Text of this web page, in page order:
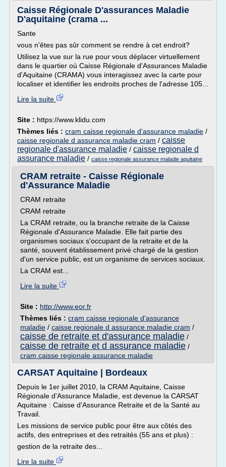
Caisse Régionale D'assurances Maladie
D'aquitaine (crama ...
Sante
vous n'êtes pas sûr comment se rendre à cet endroit?
Utilisez la vue sur la rue pour vous déplacer virtuellement
dans le quartier où Caisse Régionale d'Assurances Maladie
d'Aquitaine (CRAMA) vous interagissez avec la carte pour
localiser et identifier les endroits proches de l'adresse 105...
Lire la suite
Site : https://www.klidu.com
Thèmes liés : cram caisse regionale d'assurance maladie /
caisse regionale d assurance maladie cram / caisse
regionale d'assurance maladie / caisse regionale d
assurance maladie / caisse regionale assurance maladie aquitaine
CRAM retraite - Caisse Régionale
d'Assurance Maladie
CRAM retraite
CRAM retraite
La CRAM retraite, ou la branche retraite de la Caisse
Régionale d'Assurance Maladie. Elle fait partie des
organismes sociaux s'occupant de la retraite et de la
santé, souvent établissement privé chargé de la gestion
d'un service public, est un organisme de services sociaux.
La CRAM est...
Lire la suite
Site : http://www.eor.fr
Thèmes liés : cram caisse regionale d'assurance
maladie / caisse regionale d assurance maladie cram /
caisse de retraite et d'assurance maladie /
caisse de retraite et d assurance maladie /
cram caisse regionale assurance maladie
CARSAT Aquitaine | Bordeaux
Depuis le 1er juillet 2010, la CRAM Aquitaine, Caisse
Régionale d'Assurance Maladie, est devenue la CARSAT
Aquitaine : Caisse d'Assurance Retraite et de la Santé au
Travail.
Les missions de service public pour être aux côtés des
actifs, des entreprises et des retraités (55 ans et plus) :
gestion de la retraite des...
Lire la suite